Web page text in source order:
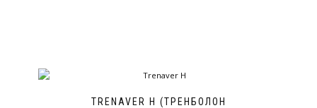
TRENAVER H (ТРЕНБОЛОН